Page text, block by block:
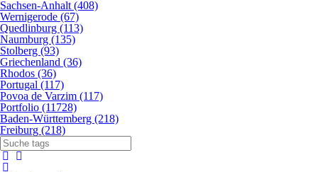
Sachsen-Anhalt (408)
Wernigerode (67)
Quedlinburg (113)
Naumburg (135)
Stolberg (93)
Griechenland (36)
Rhodos (36)
Portugal (117)
Povoa de Varzim (117)
Portfolio (11728)
Baden-Württemberg (218)
Freiburg (218)